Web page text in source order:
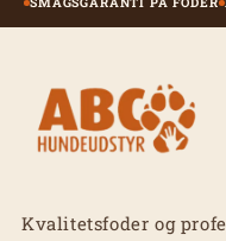
Kvalitetsfoder og